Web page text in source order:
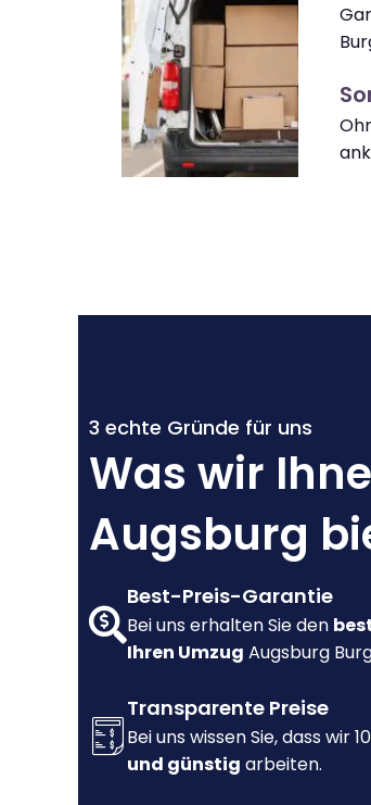
3 echte Gründe für uns
Was wir
Augsburg
Best-Preis-Garantie
Bei uns erhalten Sie den
Ihren Umzug Augsburg
Transparente Preise
Bei uns wissen Sie, dass wir
und günstig arbeiten.